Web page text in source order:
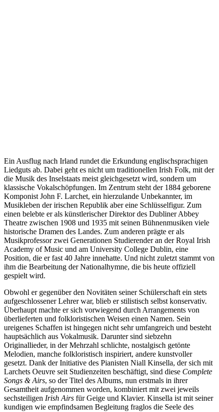
Ein Ausflug nach Irland rundet die Erkundung englischsprachigen
Liedguts ab. Dabei geht es nicht um traditionellen Irish Folk, mit der
die Musik des Inselstaats meist gleichgesetzt wird, sondern um
klassische Vokalschöpfungen. Im Zentrum steht der 1884 geborene
Komponist John F. Larchet, ein hierzulande Unbekannter, im
Musikleben der irischen Republik aber eine Schlüsselfigur. Zum
einen belebte er als künstlerischer Direktor des Dubliner Abbey
Theatre zwischen 1908 und 1935 mit seinen Bühnenmusiken viele
historische Dramen des Landes. Zum anderen prägte er als
Musikprofessor zwei Generationen Studierender an der Royal Irish
Academy of Music und am University College Dublin, eine
Position, die er fast 40 Jahre innehatte. Und nicht zuletzt stammt von
ihm die Bearbeitung der Nationalhymne, die bis heute offiziell
gespielt wird.
Obwohl er gegenüber den Novitäten seiner Schülerschaft ein stets
aufgeschlossener Lehrer war, blieb er stilistisch selbst konservativ.
Überhaupt machte er sich vorwiegend durch Arrangements von
überlieferten und folkloristischen Weisen einen Namen. Sein
ureigenes Schaffen ist hingegen nicht sehr umfangreich und besteht
hauptsächlich aus Vokalmusik. Darunter sind siebzehn
Originallieder, in der Mehrzahl schlichte, nostalgisch getönte
Melodien, manche folkloristisch inspiriert, andere kunstvoller
gesetzt. Dank der Initiative des Pianisten Niall Kinsella, der sich mit
Larchets Oeuvre seit Studienzeiten beschäftigt, sind diese Complete
Songs & Airs, so der Titel des Albums, nun erstmals in ihrer
Gesamtheit aufgenommen worden, kombiniert mit zwei jeweils
sechsteiligen Irish Airs für Geige und Klavier. Kinsella ist mit seiner
kundigen wie empfindsamen Begleitung fraglos die Seele des